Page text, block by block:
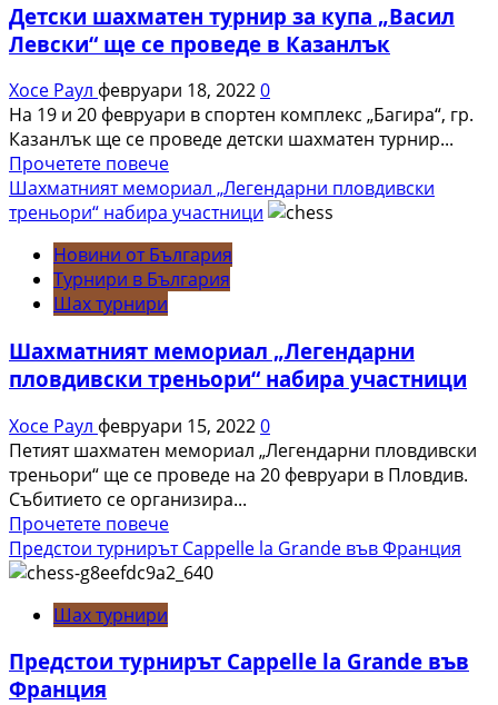
Детски шахматен турнир за купа „Васил
Левски“ ще се проведе в Казанлък
Хосе Раул февруари 18, 20220
На 19 и 20 февруари в спортен комплекс „Багира“, гр.
Казанлък ще се проведе детски шахматен турнир...
Прочетете повечеRead
more
about
шахматен
турнир
„Васил
Левски“
се
проведе
в
Казанлък
Шахматният мемориал „Легендарни пловдивски
треньори“ набира участници
Новини от България
Турнири в България
Шах турнири
Шахматният мемориал „Легендарни
пловдивски треньори“ набира участници
Хосе Раул февруари 15, 20220
Петият шахматен мемориал „Легендарни пловдивски
треньори“ ще се проведе на 20 февруари в Пловдив.
Събитието се организира...
Прочетете повечеRead
more
about
пловдивски
Предстои турнирът Cappelle la Grande във Франция
Шах турнири
Предстои турнирът Cappelle la Grande във
Франция